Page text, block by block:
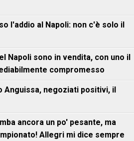
l'addio al Napoli: non c'è solo il
Napoli sono in vendita, con uno il
compromesso
Anguissa, negoziati positivi, il
ancora un po' pesante, ma
Allegri mi dice sempre